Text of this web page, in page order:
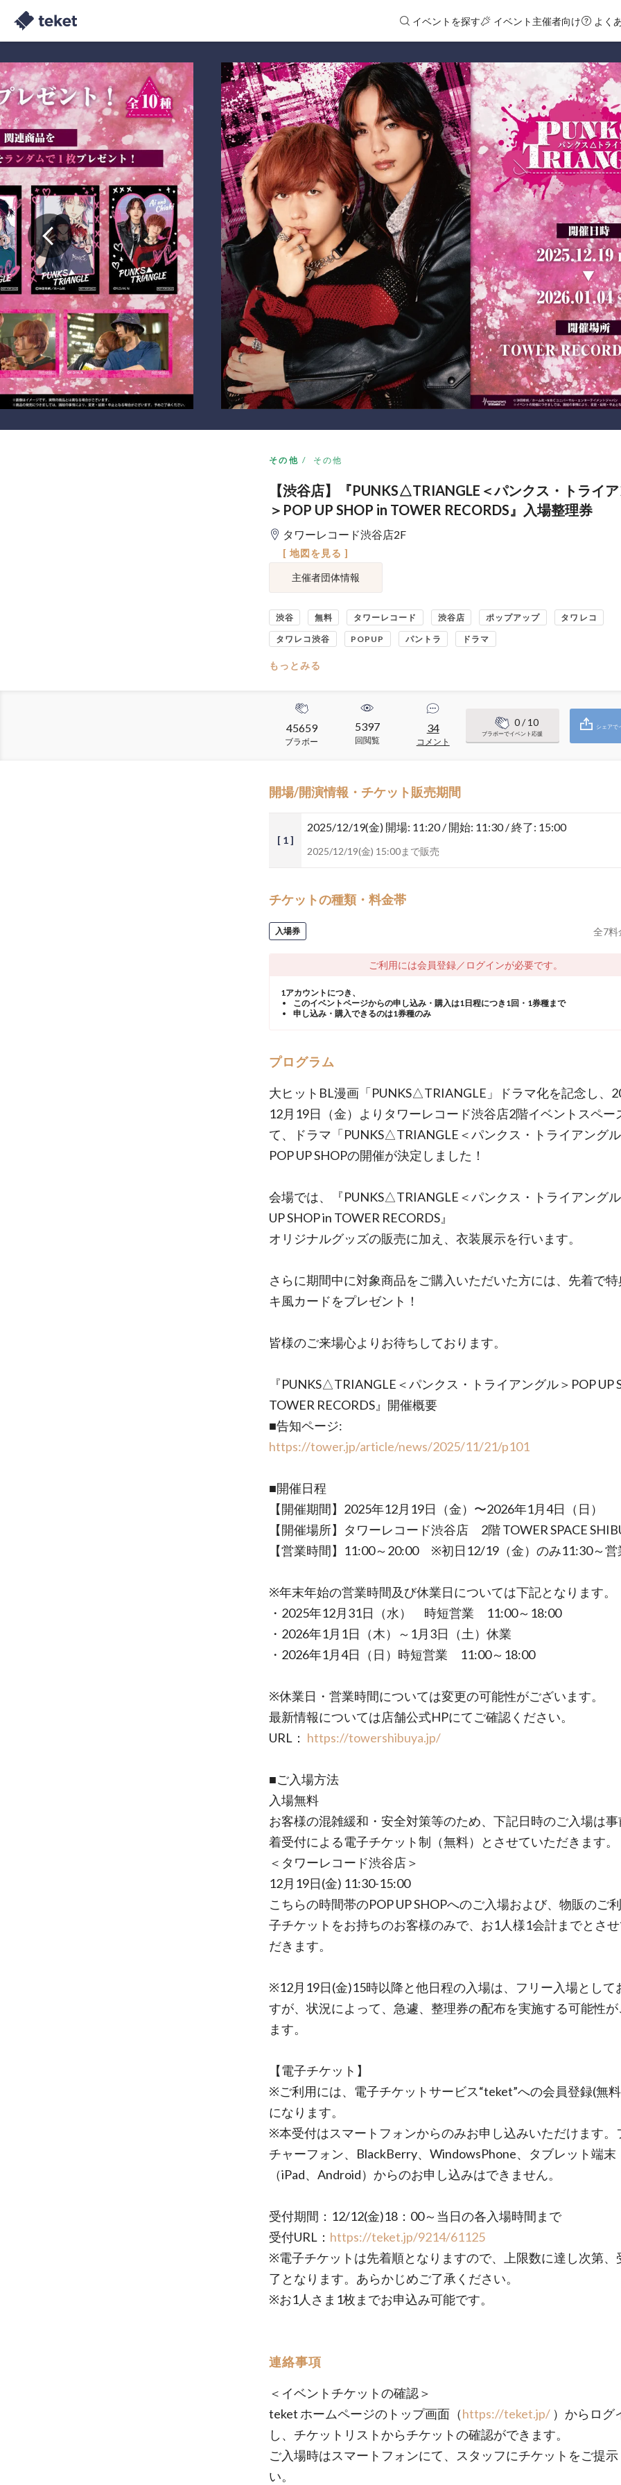
イベントを探す イベント主催者向け よく
その他 その他
【渋谷店】『PUNKS△TRIANGLE＜パンクス・トライ
＞POP UP SHOP in TOWER RECORDS』入場整理券
タワーレコード渋谷店2F
[ 地図を見る ]
主催者団体情報
渋谷 無料 タワーレコード 渋谷店 ポップアップ タワレコ
タワレコ渋谷 POPUP パントラ ドラマ
もっとみる
45659
ブラボー
5397
回閲覧
34
コメント
0/ 10
ブラボーでイベント応援
シェアで
開場/開演情報・チケット販売期間
[ 1 ]
2025/12/19(金) 開場: 11:20 / 開始: 11:30 / 終了: 15:00
2025/12/19(金) 15:00まで販売
チケットの種類・料金帯
入場券 全7料
ご利用には会員登録／ログインが必要です。
1アカウントにつき、
このイベントページからの申し込み・購入は1日程につき1回・1券種まで
申し込み・購入できるのは1券種のみ
プログラム
大ヒットBL漫画「PUNKS△TRIANGLE」ドラマ化を記念し、
12月19日（金）よりタワーレコード渋谷店2階イベントスペー
て、ドラマ「PUNKS△TRIANGLE＜パンクス・トライアング
POP UP SHOPの開催が決定しました！
会場では、『PUNKS△TRIANGLE＜パンクス・トライアング
UP SHOP in TOWER RECORDS』
オリジナルグッズの販売に加え、衣装展示を行います。
さらに期間中に対象商品をご購入いただいた方には、先着で
キ風カードをプレゼント！
皆様のご来場心よりお待ちしております。
『PUNKS△TRIANGLE＜パンクス・トライアングル＞POP UP
TOWER RECORDS』開催概要
■告知ページ:
https://tower.jp/article/news/2025/11/21/p101
■開催日程
【開催期間】2025年12月19日（金）〜2026年1月4日（日）
【開催場所】タワーレコード渋谷店 2階 TOWER SPACE
【営業時間】11:00～20:00 ※初日12/19（金）のみ11:30～営
※年末年始の営業時間及び休業日については下記となります。
・2025年12月31日（水） 時短営業 11:00～18:00
・2026年1月1日（木）～1月3日（土）休業
・2026年1月4日（日）時短営業 11:00～18:00
※休業日・営業時間については変更の可能性がございます。
最新情報については店舗公式HPにてご確認ください。
URL： https://towershibuya.jp/
■ご入場方法
入場無料
お客様の混雑緩和・安全対策等のため、下記日時のご入場は
着受付による電子チケット制（無料）とさせていただきます。
＜タワーレコード渋谷店＞
12月19日(金) 11:30-15:00
こちらの時間帯のPOP UP SHOPへのご入場および、物販のご
子チケットをお持ちのお客様のみで、お1人様1会計までとさ
だきます。
※12月19日(金)15時以降と他日程の入場は、フリー入場として
すが、状況によって、急遽、整理券の配布を実施する可能性
ます。
【電子チケット】
※ご利用には、電子チケットサービス“teket”への会員登録(無
になります。
※本受付はスマートフォンからのみお申し込みいただけます。
チャーフォン、BlackBerry、WindowsPhone、タブレット端末
（iPad、Android）からのお申し込みはできません。
受付期間：12/12(金)18：00～当日の各入場時間まで
受付URL： https://teket.jp/9214/61125
※電子チケットは先着順となりますので、上限数に達し次第、
了となります。あらかじめご了承ください。
※お1人さま1枚までお申込み可能です。
連絡事項
＜イベントチケットの確認＞
teket ホームページのトップ画面（https://teket.jp/ ）からログ
し、チケットリストからチケットの確認ができます。
ご入場時はスマートフォンにて、スタッフにチケットをご提
い。